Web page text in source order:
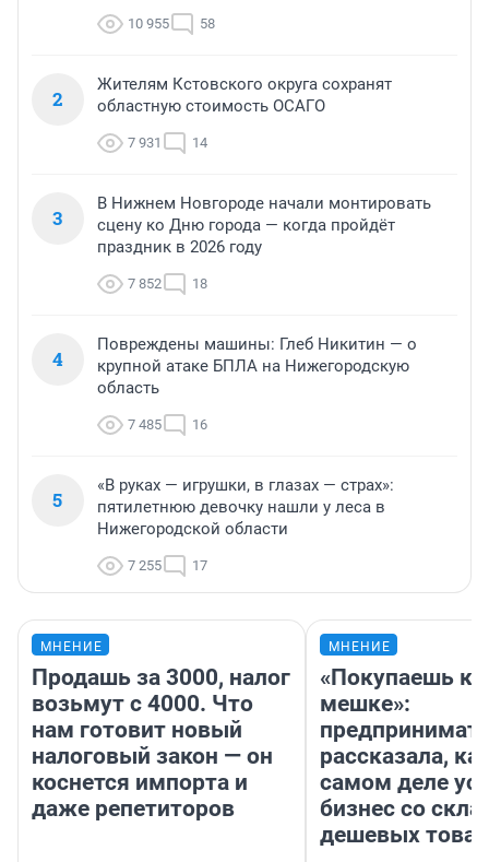
10 955 58
2
Жителям Кстовского округа сохранят
областную стоимость ОСАГО
7 931 14
3
В Нижнем Новгороде начали монтировать
сцену ко Дню города — когда пройдёт
праздник в 2026 году
7 852 18
4
Повреждены машины: Глеб Никитин — о
крупной атаке БПЛА на Нижегородскую
область
7 485 16
5
«В руках — игрушки, в глазах — страх»:
пятилетнюю девочку нашли у леса в
Нижегородской области
7 255 17
МНЕНИЕ
Продашь за 3000, налог
возьмут с 4000. Что
нам готовит новый
налоговый закон — он
коснется импорта и
даже репетиторов
МНЕНИЕ
«Покупаешь
мешке»:
рассказала,
самом деле
бизнес со
дешевых